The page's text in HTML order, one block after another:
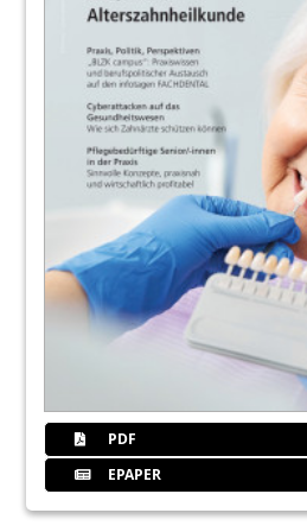
Ihr persönliches
sich aus WP-Statistiken
Dr. Kristin Büttner
Leitung Prüfungsstelle
Neue Online-Serie:
Zahnheilkunde – Mehr
Lächeln!
46Online-News der BLZK
Redaktion
Wissenschaft trifft Praxis
Fortbildung an der LMU-
Redaktion
Gesundheit, die bleibt –
Krankenversicherung
Zahnarztpraxen an
PDF
EPAPER